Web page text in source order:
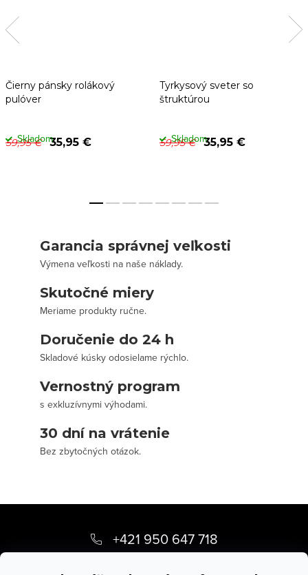
Čierny pánsky rolákový
pulóver
59,95 € 35,95 €
Skladom
Tyrkysový sveter so
štruktúrou
59,95 € 35,95 €
Skladom
Garancia správnej veľkosti
Výmena veľkosti na naše náklady.
Skutočné miery
Meriame produkty ručne.
Doručenie do 24 h
Skladové kúsky odosielame rýchlo.
Vernostný program
s exkluzívnymi výhodami.
30 dní na vrátenie
Bez zbytočných otázok.
p
+421 950 647 718